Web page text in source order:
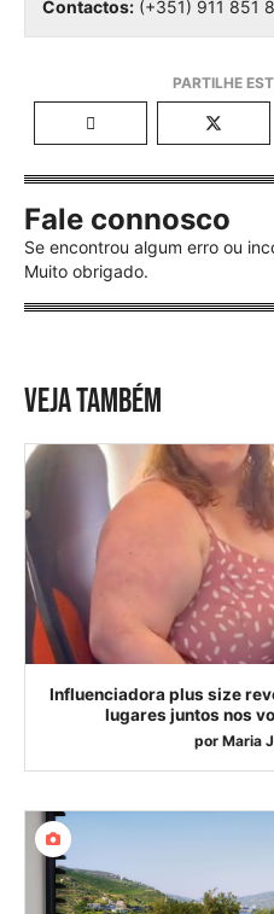
Contactos: (+351) 911 851
Fale connosco
Se encontrou algum erro ou
Muito obrigado.
VEJA TAMBÉM
Influenciadora plus size
lugares juntos nos
por Maria